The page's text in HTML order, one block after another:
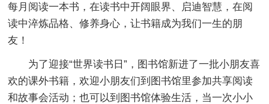
每月阅读一本书，在读书中开阔眼界、启迪智慧，在阅
读中淬炼品格、修养身心，让书籍成为我们一生的朋
友！
为了迎接“世界读书日”，图书馆新进了一批小朋友喜
欢的课外书籍，欢迎小朋友们到图书馆里参加共享阅读
和故事会活动；也可以到图书馆体验生活，当一次小小